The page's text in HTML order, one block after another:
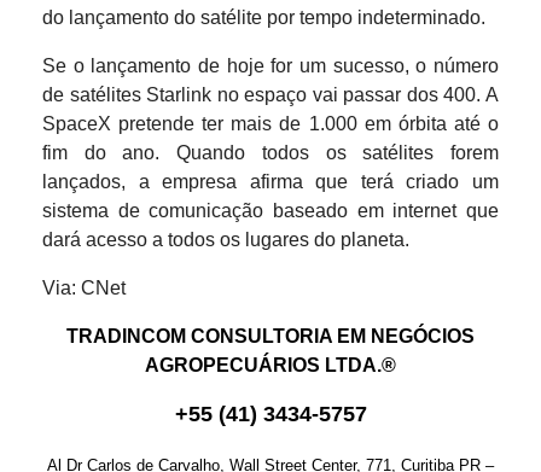
do lançamento do satélite por tempo indeterminado.
Se o lançamento de hoje for um sucesso, o número
de satélites Starlink no espaço vai passar dos 400. A
SpaceX pretende ter mais de 1.000 em órbita até o
fim do ano. Quando todos os satélites forem
lançados, a empresa afirma que terá criado um
sistema de comunicação baseado em internet que
dará acesso a todos os lugares do planeta.
Via: CNet
TRADINCOM CONSULTORIA EM NEGÓCIOS
AGROPECUÁRIOS LTDA.®
+55 (41) 3434-5757
Al Dr Carlos de Carvalho, Wall Street Center, 771, Curitiba PR –